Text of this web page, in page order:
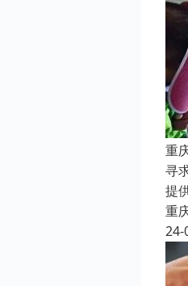
重
寻
提
重
24-